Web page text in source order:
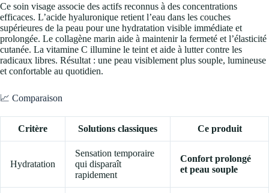
Ce soin visage associe des actifs reconnus à des concentrations
efficaces. L’acide hyaluronique retient l’eau dans les couches
supérieures de la peau pour une hydratation visible immédiate et
prolongée. Le collagène marin aide à maintenir la fermeté et l’élasticité
cutanée. La vitamine C illumine le teint et aide à lutter contre les
radicaux libres. Résultat : une peau visiblement plus souple, lumineuse
et confortable au quotidien.
📈 Comparaison
Critère Solutions classiques Ce produit
Hydratation
Sensation temporaire
qui disparaît
rapidement
Confort prolongé
et peau souple